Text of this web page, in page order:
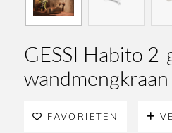
GESSI Habito 2-
FAVORIETEN